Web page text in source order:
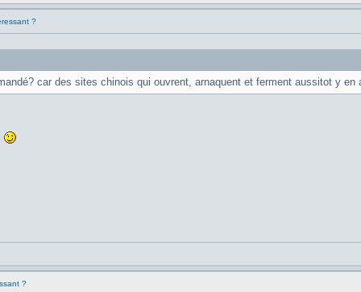
?
car des sites chinois qui ouvrent, arnaquent et ferment aussitot y en
?